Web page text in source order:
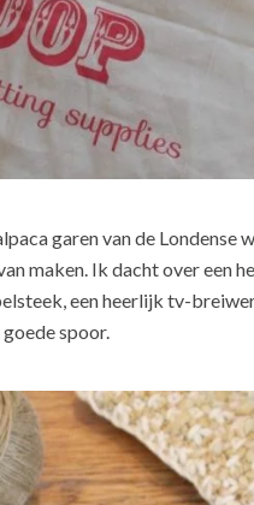
garen van de Londense
maken. Ik dacht over een
een heerlijk tv-
spoor.